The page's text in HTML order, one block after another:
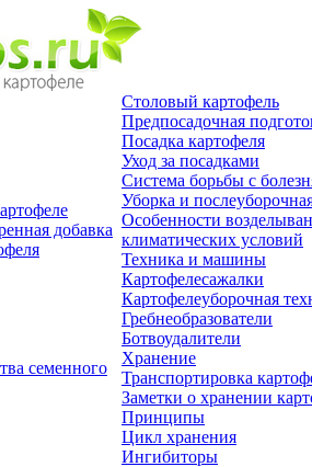
добавка
семенного
Столовый картофель
Предпосадочная
Посадка картофеля
Уход за посадками
Система борьбы с
Уборка и
Особенности
климатических условий
Техника и машины
Картофелесажалки
Картофелеуборочная
Гребнеобразователи
Ботвоудалители
Хранение
Транспортировка
Заметки о хранении
Принципы
Цикл хранения
Ингибиторы